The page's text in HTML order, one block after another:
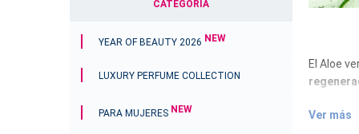
CATEGORÍA
YEAR OF BEAUTY 2026 NEW
LUXURY PERFUME COLLECTION
PARA MUJERES NEW
El Aloe
Ver más